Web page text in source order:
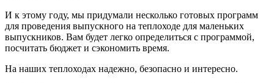
И к этому году, мы придумали несколько готовых программ
для проведения выпускного на теплоходе для маленьких
выпускников. Вам будет легко определиться с программой,
посчитать бюджет и сэкономить время.
На наших теплоходах надежно, безопасно и интересно.